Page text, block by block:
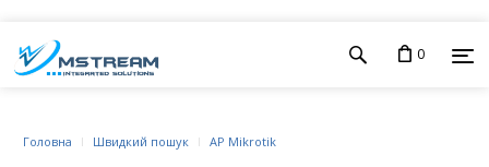
0
Головна Швидкий пошук AP Mikrotik